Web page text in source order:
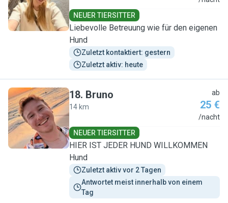
NEUER TIERSITTER
Liebevolle Betreuung wie für den eigenen
Hund
Zuletzt kontaktiert: gestern
Zuletzt aktiv: heute
B
18. Bruno
14 km
ab
25 €
/nacht
NEUER TIERSITTER
HIER IST JEDER HUND WILLKOMMEN
Hund
Zuletzt aktiv vor 2 Tagen
Antwortet meist innerhalb von einem
Tag